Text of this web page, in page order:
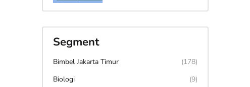
Segment
Bimbel Jakarta Timur
(178)
Biologi
(9)